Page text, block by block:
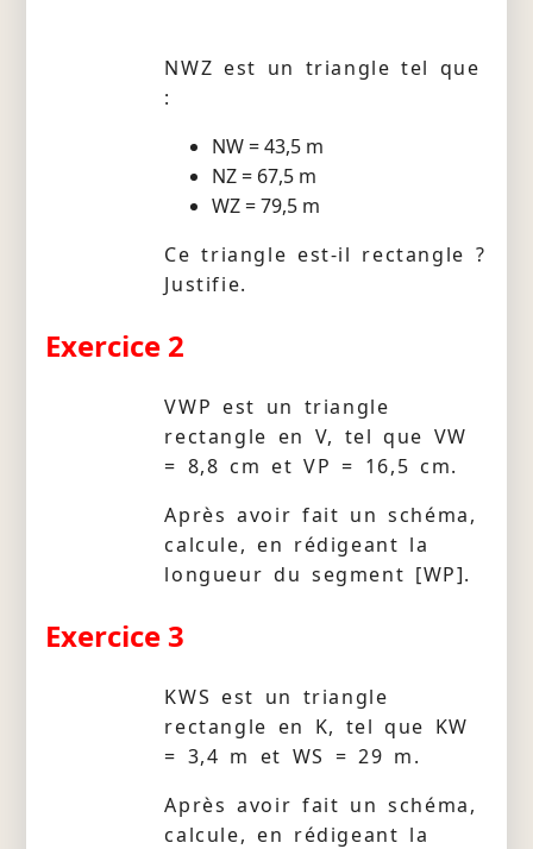
NWZ est un triangle tel que
:
NW = 43,5 m
NZ = 67,5 m
WZ = 79,5 m
Ce triangle est-il rectangle ?
Justifie.
Exercice 2
VWP est un triangle
rectangle en V, tel que VW
= 8,8 cm et VP = 16,5 cm.
Après avoir fait un schéma,
calcule, en rédigeant la
longueur du segment [WP].
Exercice 3
KWS est un triangle
rectangle en K, tel que KW
= 3,4 m et WS = 29 m.
Après avoir fait un schéma,
calcule, en rédigeant la